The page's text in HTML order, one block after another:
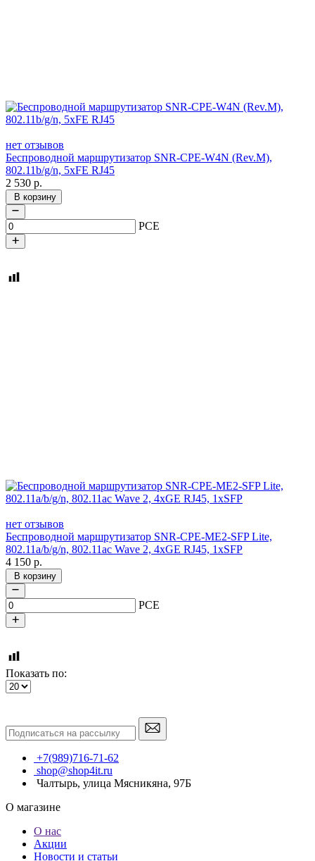
нет отзывов
Беспроводной маршрутизатор SNR-CPE-W4N (Rev.M),
802.11b/g/n, 5xFE RJ45
2 530 р.
В корзину
PCE
нет отзывов
Беспроводной маршрутизатор SNR-CPE-ME2-SFP Lite,
802.11a/b/g/n, 802.11ac Wave 2, 4xGE RJ45, 1xSFP
4 150 р.
В корзину
PCE
Показать по:
+7(989)716-71-62
shop@shop4it.ru
Чалтырь, улица Мясникяна, 97Б
О магазине
О нас
Акции
Новости и статьи